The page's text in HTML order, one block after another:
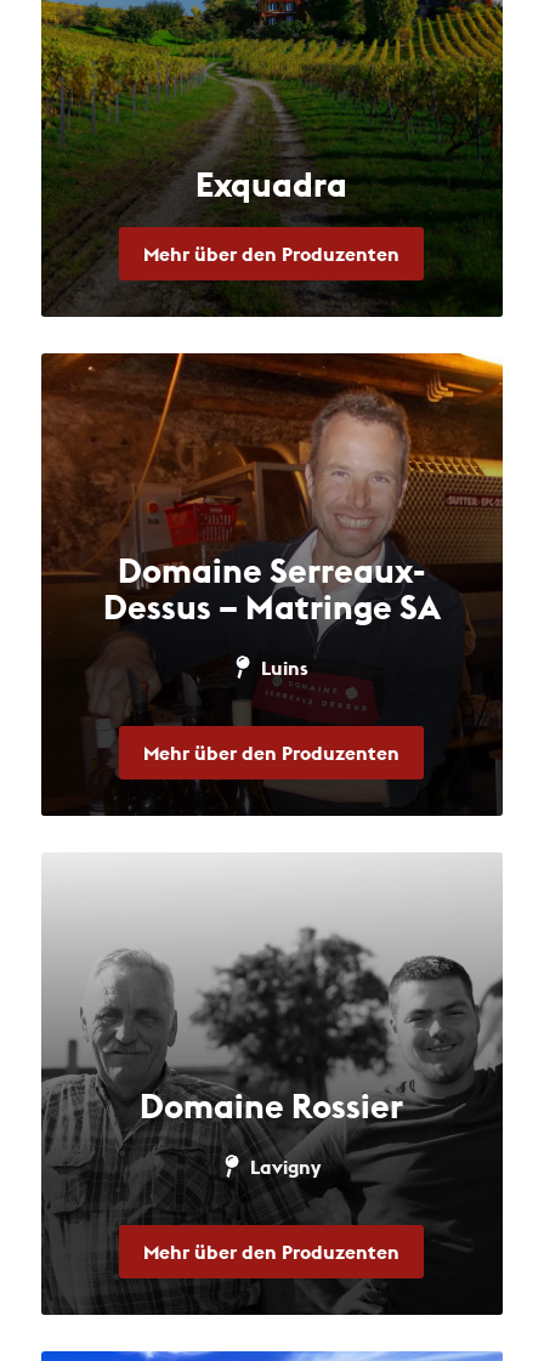
Exquadra
Mehr über den Produzenten
Domaine Serreaux-
Dessus – Matringe SA
Luins
Mehr über den Produzenten
Domaine Rossier
Lavigny
Mehr über den Produzenten